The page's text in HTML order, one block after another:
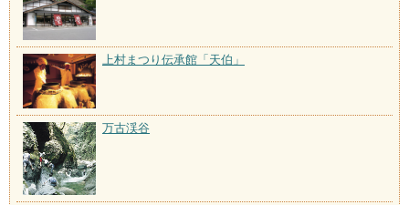
上村まつり伝承館「天伯」
万古渓谷